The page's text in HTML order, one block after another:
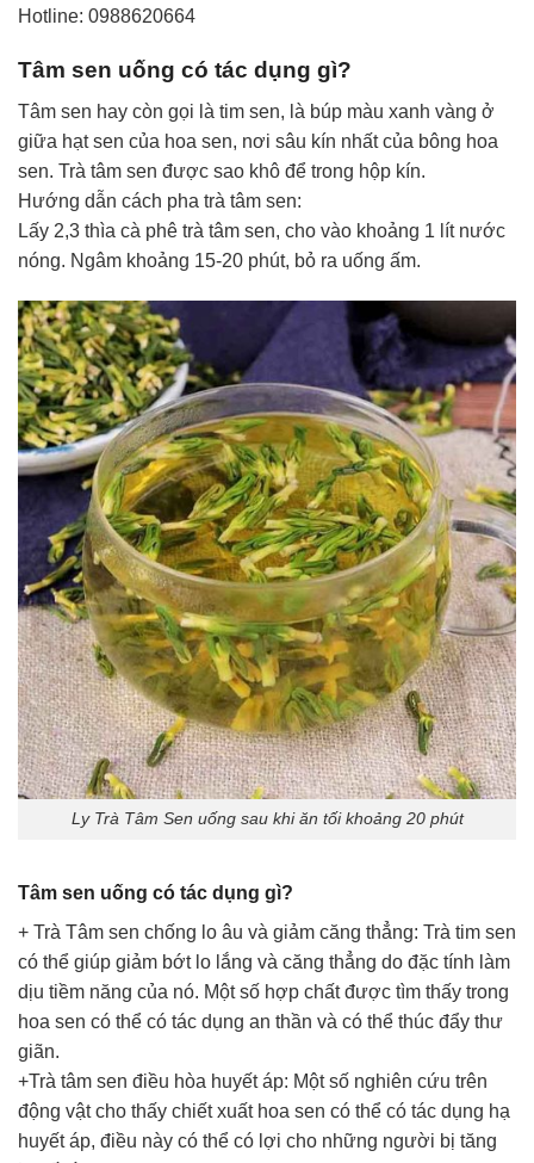
Hotline: 0988620664
Tâm sen uống có tác dụng gì?
Tâm sen hay còn gọi là tim sen, là búp màu xanh vàng ở
giữa hạt sen của hoa sen, nơi sâu kín nhất của bông hoa
sen. Trà tâm sen được sao khô để trong hộp kín.
Hướng dẫn cách pha trà tâm sen:
Lấy 2,3 thìa cà phê trà tâm sen, cho vào khoảng 1 lít nước
nóng. Ngâm khoảng 15-20 phút, bỏ ra uống ấm.
Ly Trà Tâm Sen uống sau khi ăn tối khoảng 20 phút
Tâm sen uống có tác dụng gì?
+ Trà Tâm sen chống lo âu và giảm căng thẳng: Trà tim sen
có thể giúp giảm bớt lo lắng và căng thẳng do đặc tính làm
dịu tiềm năng của nó. Một số hợp chất được tìm thấy trong
hoa sen có thể có tác dụng an thần và có thể thúc đẩy thư
giãn.
+Trà tâm sen điều hòa huyết áp: Một số nghiên cứu trên
động vật cho thấy chiết xuất hoa sen có thể có tác dụng hạ
huyết áp, điều này có thể có lợi cho những người bị tăng